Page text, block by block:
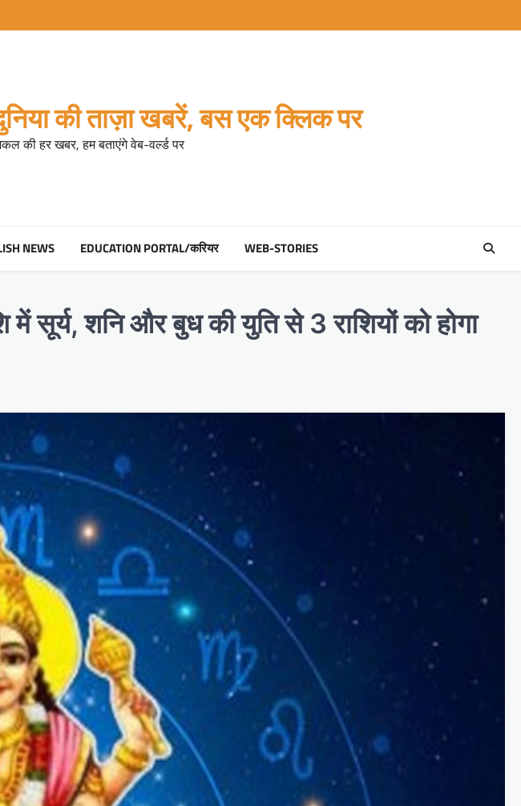
की ताज़ा खबरें, बस एक क्लिक पर
की हर खबर, हम बताएंगे वेब-वर्ल्ड पर
NEWS EDUCATION PORTAL/करियर WEB-STORIES
सूर्य, शनि और बुध की युति से 3 राशियों को होगा